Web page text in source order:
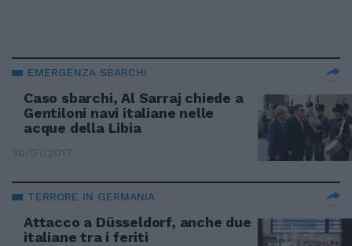
EMERGENZA SBARCHI
Caso sbarchi, Al Sarraj chiede a
Gentiloni navi italiane nelle
acque della Libia
30/07/2017
TERRORE IN GERMANIA
Attacco a Düsseldorf, anche due
italiane tra i feriti